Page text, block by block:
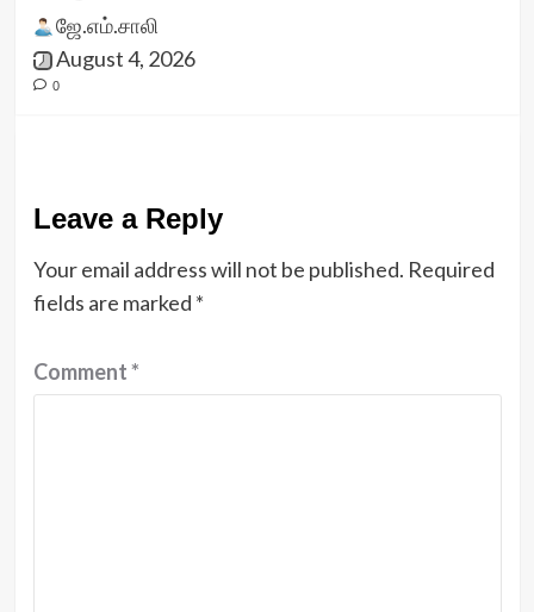
ஜே.எம்.சாலி
August 4, 2026
0
Leave a Reply
Your email address will not be published. Required
fields are marked *
Comment*